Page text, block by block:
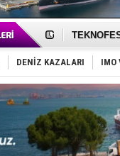
TAYK -
Tersane
İngiliz
FESCO,
DESE,
35 milyon
İnsansız
Yüzyıl
Anadolu
DENİZ KAZALARI IMO